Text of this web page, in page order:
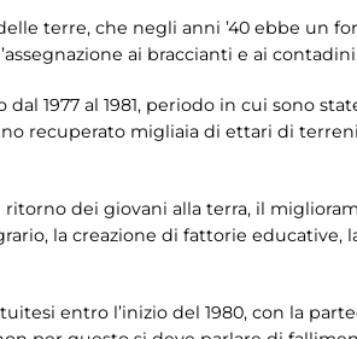
terre, che negli anni ’40 ebbe un
ai braccianti e ai
1977 al 1981, periodo in cui sono
recuperato migliaia di ettari di
dei giovani alla terra, il
la creazione di fattorie educative,
entro l’inizio del 1980, con la